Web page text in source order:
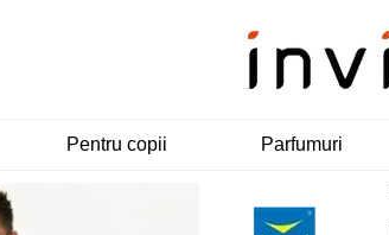
Pentru copii Parfumuri